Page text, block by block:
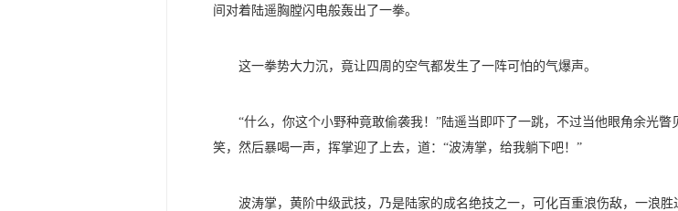
间对着陆遥胸膛闪电般轰出了一拳。
这一拳势大力沉，竟让四周的空气都发生了一阵可怕的气爆声。
“什么，你这个小野种竟敢偷袭我！”陆遥当即吓了一跳，不过当他眼角余光
笑，然后暴喝一声，挥掌迎了上去，道：“波涛掌，给我躺下吧！”
波涛掌，黄阶中级武技，乃是陆家的成名绝技之一，可化百重浪伤敌，一浪胜